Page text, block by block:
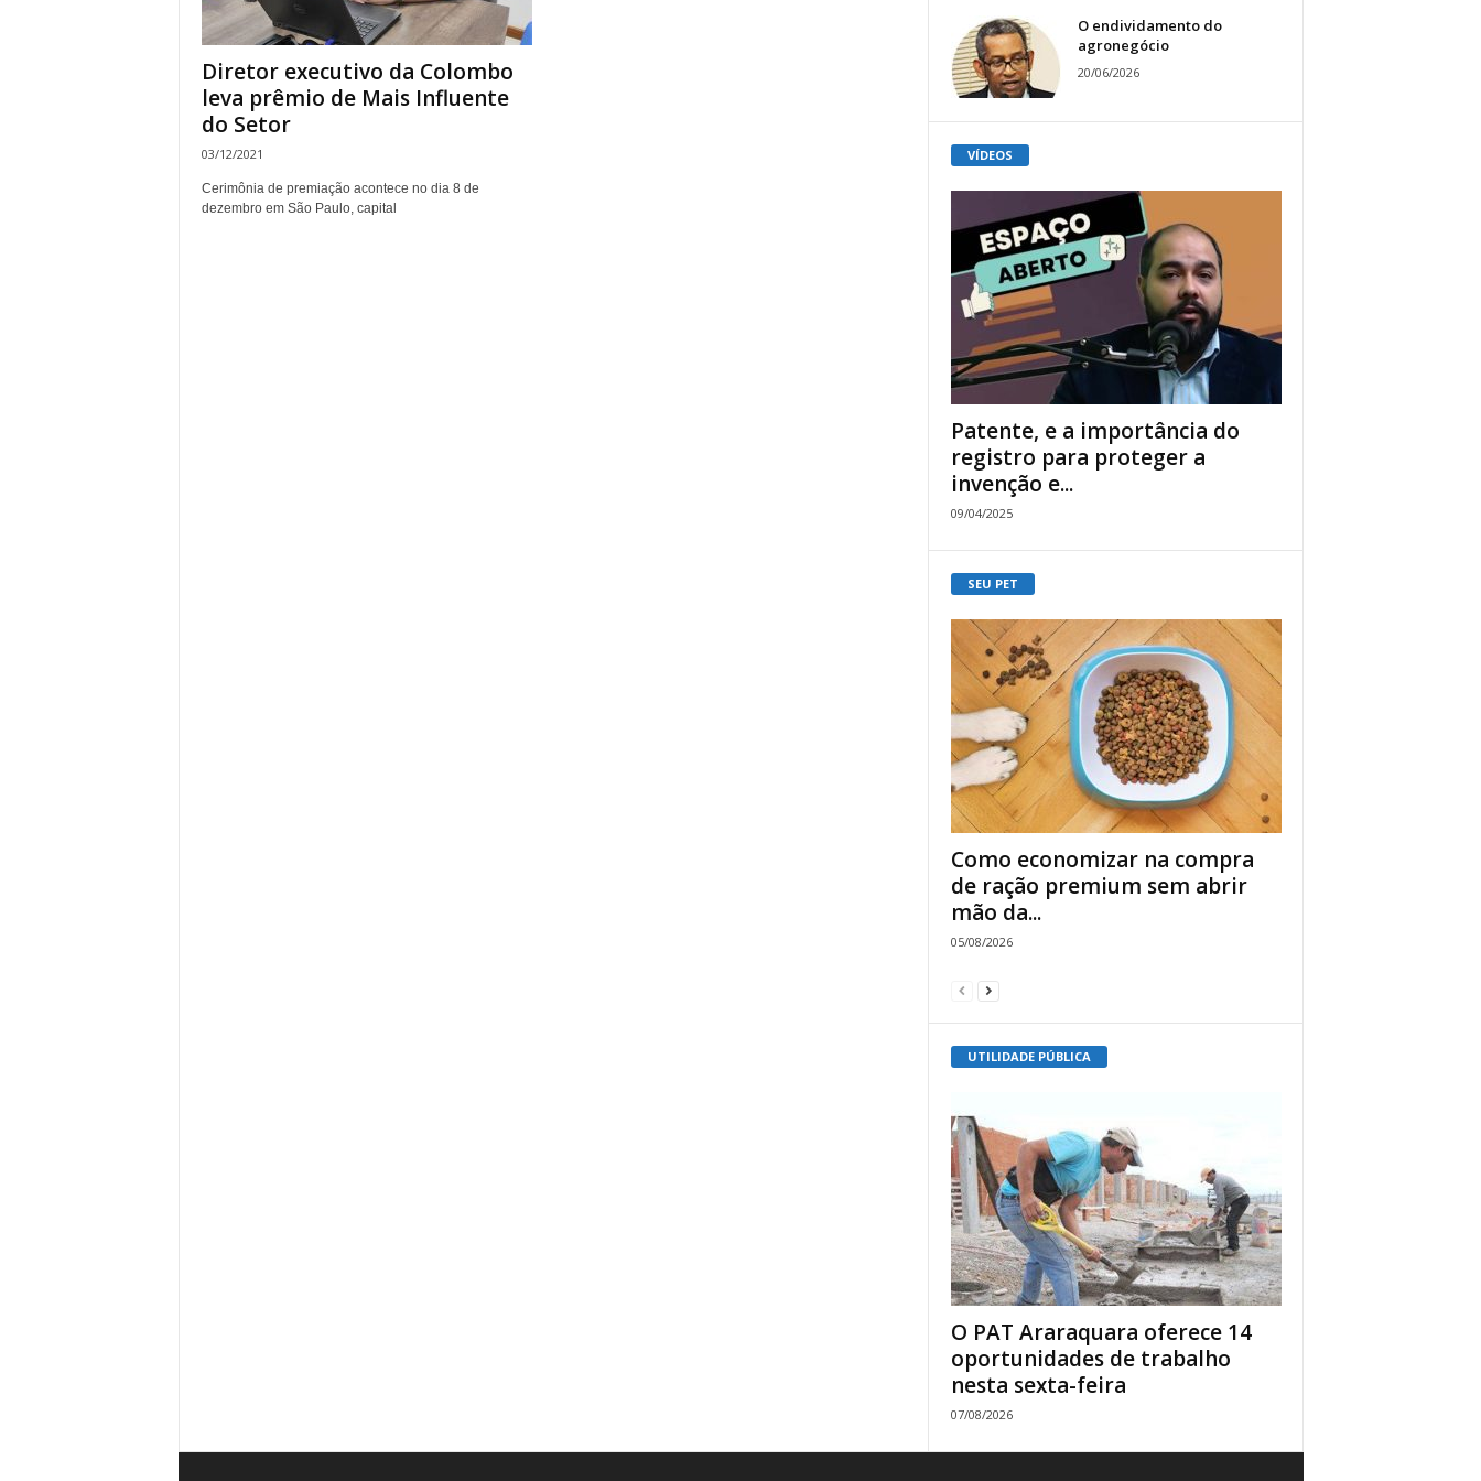
Diretor executivo da Colombo
leva prêmio de Mais Influente
do Setor
03/12/2021
Cerimônia de premiação acontece no dia 8 de
dezembro em São Paulo, capital
O endividamento do
agronegócio
20/06/2026
VÍDEOS
Patente, e a importância do
registro para proteger a
invenção e...
09/04/2025
SEU PET
Como economizar na compra
de ração premium sem abrir
mão da...
05/08/2026
UTILIDADE PÚBLICA
O PAT Araraquara oferece 14
oportunidades de trabalho
nesta sexta-feira
07/08/2026